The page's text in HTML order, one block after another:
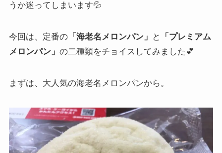
うか迷ってしまいます💦
今回は、定番の「海老名メロンパン」 と
「プレミアム
メロンパン」 の二種類をチョイスしてみました💕
まずは、大人気の海老名メロンパンから。